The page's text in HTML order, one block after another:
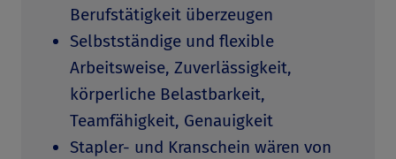
Berufstätigkeit überzeugen
Selbstständige und flexible
Arbeitsweise, Zuverlässigkeit,
körperliche Belastbarkeit,
Teamfähigkeit, Genauigkeit
Stapler- und Kranschein wären von